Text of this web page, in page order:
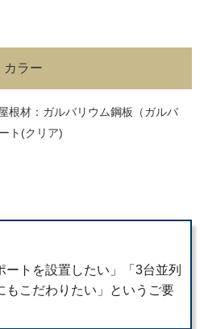
カラー
根材：ガルバリウム鋼板（ガルバ
ト(クリア)
ートを設置したい」「3台並列
もこだわりたい」というご要